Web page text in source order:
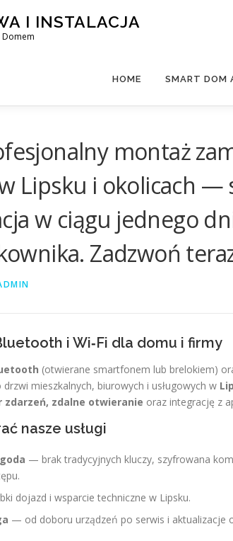
I INSTALACJA
Domem
HOME SMART DOM
montaż
Lipsku i okolicach —
w ciągu jednego
Zadzwoń
i Wi‑Fi dla domu i firmy
(otwierane smartfonem lub brelokiem)
mieszkalnych, biurowych i usługowych w
zdarzeń, zdalne otwieranie oraz integrację z
nasze usługi
— brak tradycyjnych kluczy, szyfrowana
dojazd i wsparcie techniczne w Lipsku.
— od doboru urządzeń po serwis i aktualizacje